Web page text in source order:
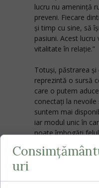
lucru nu amenință
preveni. Fiecare
și timp cu sine, să
pasiuni. Acest
vitalitate în relație.”
Totuși, păstrarea
reprezintă o sursă
care o putem
conectați la nevoile
suntem mai
iar modul unic în
poate îmbogăți
uri